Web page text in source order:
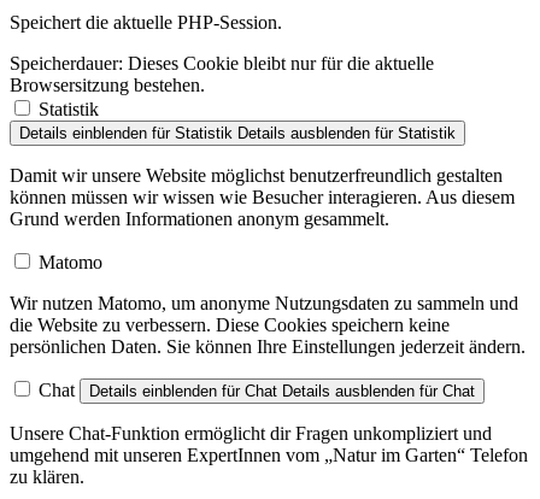
Speichert die aktuelle PHP-Session.
Speicherdauer: Dieses Cookie bleibt nur für die aktuelle
Browsersitzung bestehen.
Statistik
Details einblenden für Statistik Details ausblenden für Statistik
Damit wir unsere Website möglichst benutzerfreundlich gestalten
können müssen wir wissen wie Besucher interagieren. Aus diesem
Grund werden Informationen anonym gesammelt.
Matomo
Wir nutzen Matomo, um anonyme Nutzungsdaten zu sammeln und
die Website zu verbessern. Diese Cookies speichern keine
persönlichen Daten. Sie können Ihre Einstellungen jederzeit ändern.
Chat Details einblenden für Chat Details ausblenden für Chat
Unsere Chat-Funktion ermöglicht dir Fragen unkompliziert und
umgehend mit unseren ExpertInnen vom „Natur im Garten“ Telefon
zu klären.